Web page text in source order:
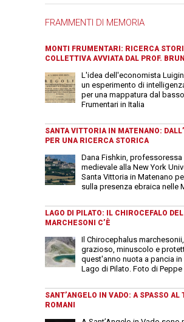
FRAMMENTI DI MEMORIA
MONTI FRUMENTARI: RICERCA
COLLETTIVA AVVIATA DAL PROF.
L'idea dell'economista
un esperimento di
per una mappatura dal
Frumentari in Italia
SANTA VITTORIA IN MATENANO:
PER UNA RICERCA STORICA
Dana Fishkin, professoressa
medievale alla New York
Santa Vittoria in Matenano
sulla presenza ebraica nelle
LAGO DI PILATO: IL CHIROCEFALO DEL
MARCHESONI C’È
Il Chirocephalus
grazioso, minuscolo e
quest'anno nuota a pancia in
Lago di Pilato. Foto di Peppe
SANT’ANGELO IN VADO: A SPASSO AL
ROMANI